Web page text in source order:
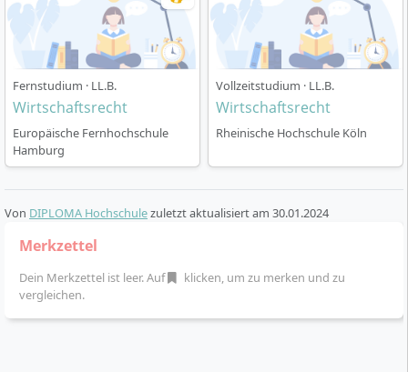
Fernstudium · LL.B.
Wirtschaftsrecht
Europäische Fernhochschule
Hamburg
Vollzeitstudium · LL.B.
Wirtschaftsrecht
Rheinische Hochschule Köln
Von DIPLOMA Hochschulezuletzt aktualisiert am 30.01.2024
Merkzettel
Dein Merkzettel ist leer. Auf
klicken, um zu merken und zu
vergleichen.